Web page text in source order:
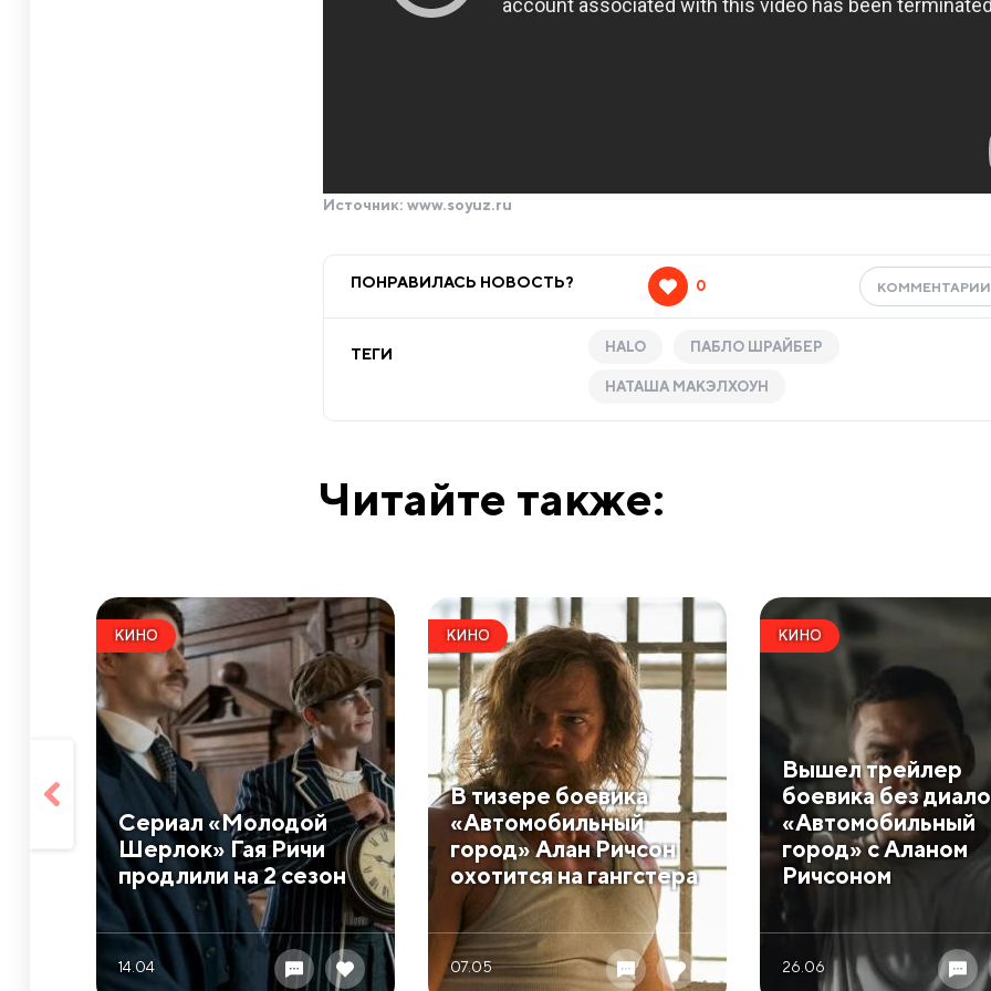
Источник: www.soyuz.ru
ПОНРАВИЛАСЬ НОВОСТЬ? 0
ТЕГИ HALO ПАБЛО ШРАЙБЕР
НАТАША МАКЭЛХОУН
Читайте также:
КИНО
Сериал ​«Молодой
Шерлок» Гая Ричи
продлили на 2 сезон
14.04
КИНО
В тизере боевика
«Автомобильный
город» Алан Ричсон
охотится на гангстера
07.05
КИНО
Вышел трейлер
боевика без
«Автомобильный
город» с Аланом
Ричсоном
26.06